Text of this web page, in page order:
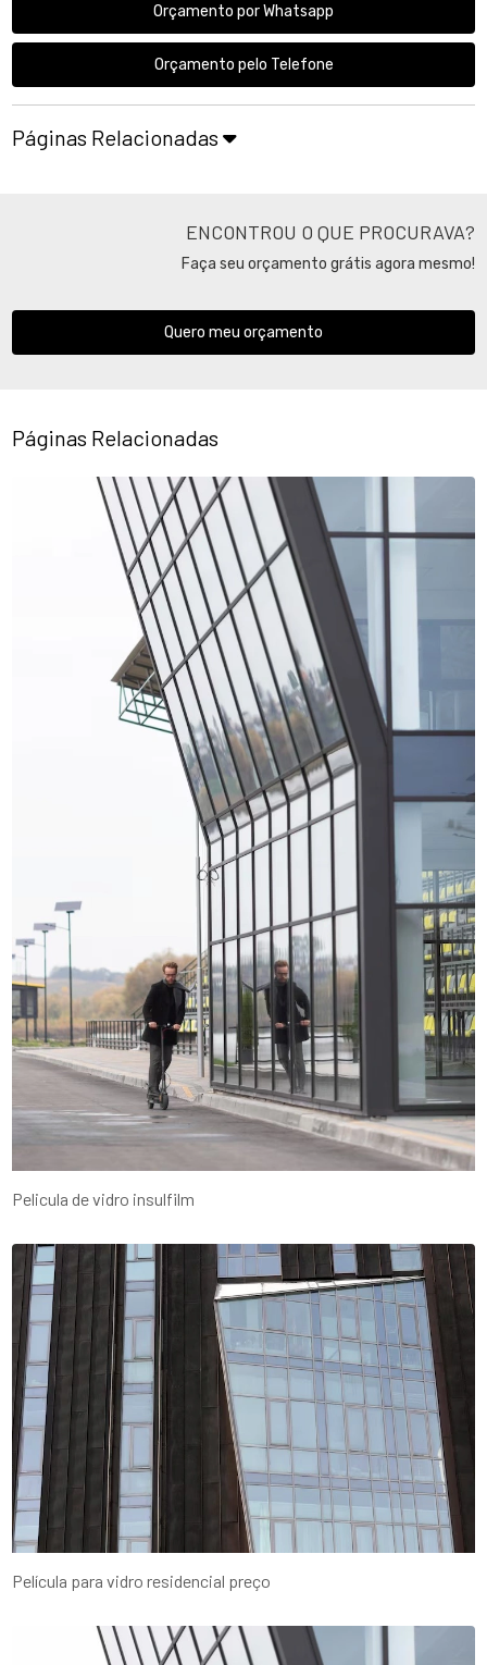
Orçamento por Whatsapp
Orçamento pelo Telefone
Páginas Relacionadas
ENCONTROU O QUE PROCURAVA?
Faça seu orçamento grátis agora mesmo!
Quero meu orçamento
Páginas Relacionadas
Pelicula de vidro insulfilm
Película para vidro residencial preço